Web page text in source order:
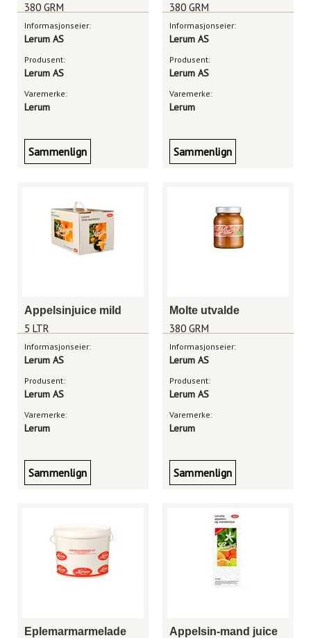
380 GRM
Informasjonseier:
Lerum AS
Produsent:
Lerum AS
Varemerke:
Lerum
Sammenlign
380 GRM
Informasjonseier:
Lerum AS
Produsent:
Lerum AS
Varemerke:
Lerum
Sammenlign
Appelsinjuice mild
5 LTR
Informasjonseier:
Lerum AS
Produsent:
Lerum AS
Varemerke:
Lerum
Sammenlign
Molte utvalde
380 GRM
Informasjonseier:
Lerum AS
Produsent:
Lerum AS
Varemerke:
Lerum
Sammenlign
Eplemarmarmelade Appelsin-mand juice